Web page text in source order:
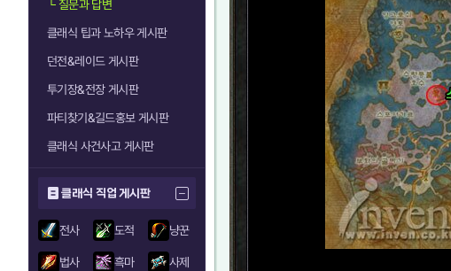
└질문과 답변
클래식 팁과 노하우 게시판
던전&레이드 게시판
투기장&전장 게시판
파티찾기&길드홍보 게시판
클래식 사건사고 게시판
클래식 직업 게시판
전사 도적 냥꾼
법사 흑마 사제